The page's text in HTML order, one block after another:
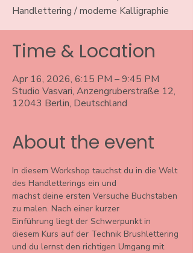
Handlettering / moderne Kalligraphie
Time & Location
Apr 16, 2026, 6:15 PM – 9:45 PM
Studio Vasvari, Anzengruberstraße 12,
12043 Berlin, Deutschland
About the event
In diesem Workshop tauchst du in die Welt
des Handletterings ein und
machst deine ersten Versuche Buchstaben
zu malen. Nach einer kurzer
Einführung liegt der Schwerpunkt in
diesem Kurs auf der Technik Brushlettering
und du lernst den richtigen Umgang mit